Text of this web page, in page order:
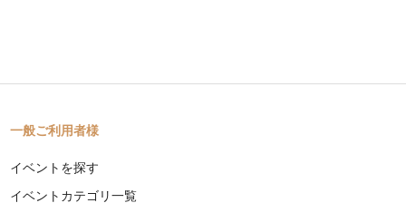
一般ご利用者様
イベントを探す
イベントカテゴリ一覧